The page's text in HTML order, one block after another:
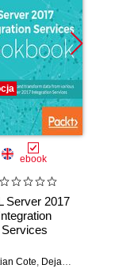
ebook
Server 2017
Services
ETL
Cote Dejan Sarka